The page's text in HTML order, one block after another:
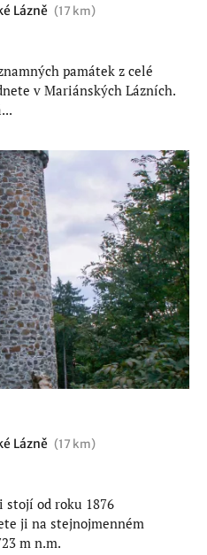
Lázně (17 km)
památek z celé
v Mariánských Lázních.
Lázně (17 km)
stojí od roku 1876
ji na stejnojmenném
m n.m.